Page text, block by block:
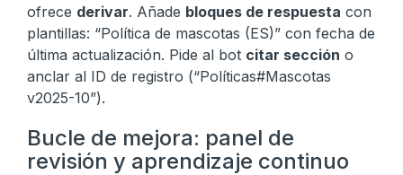
ofrece derivar. Añade bloques de respuesta con
plantillas: “Política de mascotas (ES)” con fecha de
última actualización. Pide al bot citar sección o
anclar al ID de registro (“Políticas#Mascotas
v2025-10”).
Bucle de mejora: panel de
revisión y aprendizaje continuo